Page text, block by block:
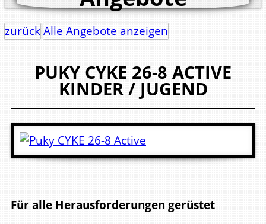
zurückAlle Angebote anzeigen
PUKY CYKE 26-8 ACTIVE
KINDER / JUGEND
Für alle Herausforderungen gerüstet